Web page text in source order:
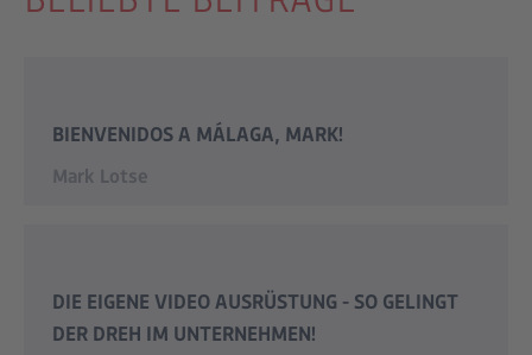
BIENVENIDOS A MÁLAGA, MARK!
Mark Lotse
DIE EIGENE VIDEO AUSRÜSTUNG - SO GELINGT
DER DREH IM UNTERNEHMEN!